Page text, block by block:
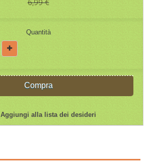
6,99 €
Quantità
Compra
Aggiungi alla lista dei desideri